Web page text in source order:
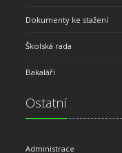
Dokumenty ke stažení
Školská rada
Bakaláři
Ostatní
Administrace